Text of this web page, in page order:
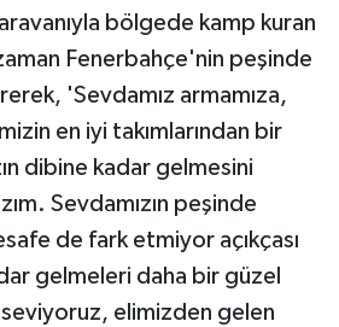
bölgede kamp kuran
Fenerbahçe'nin peşinde
'Sevdamız armamıza,
en iyi takımlarından bir
dibine kadar gelmesini
Sevdamızın peşinde
de fark etmiyor açıkçası
gelmeleri daha bir güzel
seviyoruz, elimizden gelen